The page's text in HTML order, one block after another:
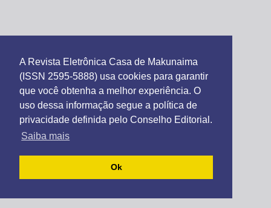
A Revista Eletrônica Casa de Makunaima
(ISSN 2595-5888) usa cookies para garantir
que você obtenha a melhor experiência. O
uso dessa informação segue a política de
privacidade definida pelo Conselho Editorial.
Saiba mais
Ok